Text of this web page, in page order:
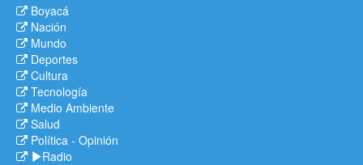
Boyacá
Nación
Mundo
Deportes
Cultura
Tecnología
Medio Ambiente
Salud
Política - Opinión
Radio